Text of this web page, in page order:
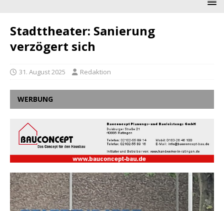
Stadttheater: Sanierung
verzögert sich
31. August 2025 Redaktion
WERBUNG